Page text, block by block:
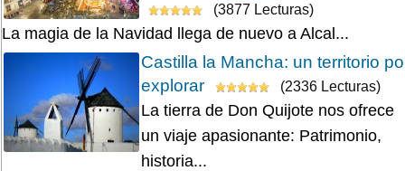
(3877 Lecturas)
La magia de la Navidad llega de nuevo a Alcal...
Castilla la Mancha: un territorio
explorar
(2336 Lecturas)
La tierra de Don Quijote nos ofrece
un viaje apasionante: Patrimonio,
historia...